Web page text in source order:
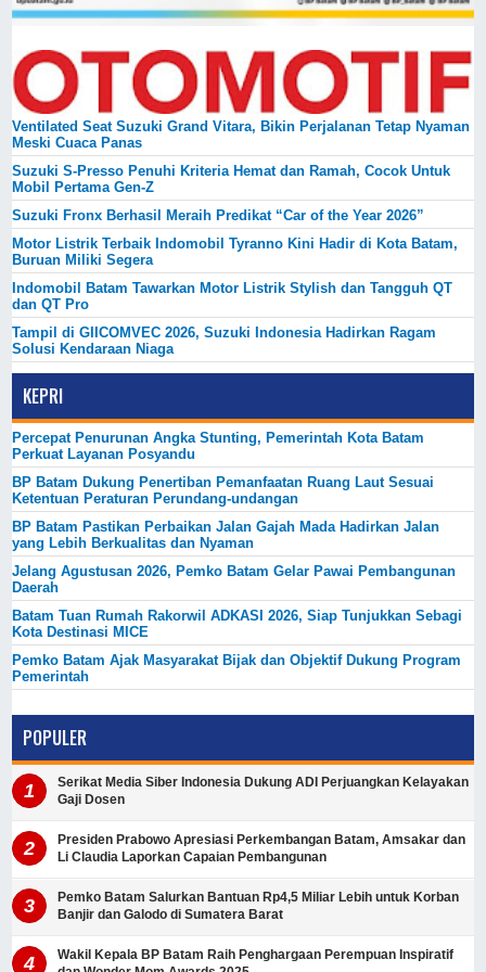
Ventilated Seat Suzuki Grand Vitara, Bikin Perjalanan Tetap Nyaman
Meski Cuaca Panas
Suzuki S-Presso Penuhi Kriteria Hemat dan Ramah, Cocok Untuk
Mobil Pertama Gen-Z
Suzuki Fronx Berhasil Meraih Predikat “Car of the Year 2026”
Motor Listrik Terbaik Indomobil Tyranno Kini Hadir di Kota Batam,
Buruan Miliki Segera
Indomobil Batam Tawarkan Motor Listrik Stylish dan Tangguh QT
dan QT Pro
Tampil di GIICOMVEC 2026, Suzuki Indonesia Hadirkan Ragam
Solusi Kendaraan Niaga
KEPRI
Percepat Penurunan Angka Stunting, Pemerintah Kota Batam
Perkuat Layanan Posyandu
BP Batam Dukung Penertiban Pemanfaatan Ruang Laut Sesuai
Ketentuan Peraturan Perundang-undangan
BP Batam Pastikan Perbaikan Jalan Gajah Mada Hadirkan Jalan
yang Lebih Berkualitas dan Nyaman
Jelang Agustusan 2026, Pemko Batam Gelar Pawai Pembangunan
Daerah
Batam Tuan Rumah Rakorwil ADKASI 2026, Siap Tunjukkan Sebagi
Kota Destinasi MICE
Pemko Batam Ajak Masyarakat Bijak dan Objektif Dukung Program
Pemerintah
POPULER
Serikat Media Siber Indonesia Dukung ADI Perjuangkan Kelayakan
Gaji Dosen
Presiden Prabowo Apresiasi Perkembangan Batam, Amsakar dan
Li Claudia Laporkan Capaian Pembangunan
Pemko Batam Salurkan Bantuan Rp4,5 Miliar Lebih untuk Korban
Banjir dan Galodo di Sumatera Barat
Wakil Kepala BP Batam Raih Penghargaan Perempuan Inspiratif